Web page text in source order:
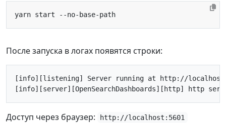
После запуска в логах появятся строки:
[info][listening] Server running at http://
Доступ через браузер: http://localhost:5601